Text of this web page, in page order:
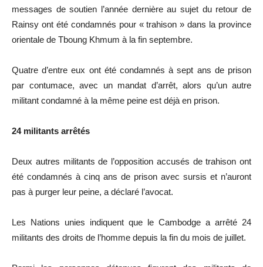
messages de soutien l’année dernière au sujet du retour de
Rainsy ont été condamnés pour « trahison » dans la province
orientale de Tboung Khmum à la fin septembre.
Quatre d’entre eux ont été condamnés à sept ans de prison
par contumace, avec un mandat d’arrêt, alors qu’un autre
militant condamné à la même peine est déjà en prison.
24 militants arrêtés
Deux autres militants de l’opposition accusés de trahison ont
été condamnés à cinq ans de prison avec sursis et n’auront
pas à purger leur peine, a déclaré l’avocat.
Les Nations unies indiquent que le Cambodge a arrêté 24
militants des droits de l’homme depuis la fin du mois de juillet.